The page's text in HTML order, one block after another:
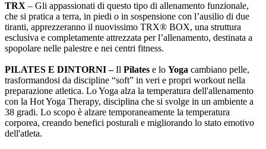
TRX – Gli appassionati di questo tipo di allenamento funzionale,
che si pratica a terra, in piedi o in sospensione con l’ausilio di due
tiranti, apprezzeranno il nuovissimo TRX® BOX, una struttura
esclusiva e completamente attrezzata per l’allenamento, destinata a
spopolare nelle palestre e nei centri fitness.
PILATES E DINTORNI –Il Pilates e lo Yoga cambiano pelle,
trasformandosi da discipline “soft” in veri e propri workout nella
preparazione atletica. Lo Yoga alza la temperatura dell'allenamento
con la Hot Yoga Therapy, disciplina che si svolge in un ambiente a
38 gradi. Lo scopo è alzare temporaneamente la temperatura
corporea, creando benefici posturali e migliorando lo stato emotivo
dell'atleta.